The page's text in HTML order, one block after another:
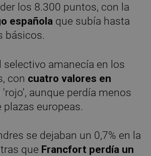
los 8.300 puntos, con la
española que subía hasta
básicos.
selectivo amanecía en los
con cuatro valores en
'rojo', aunque perdía menos
plazas europeas.
se dejaban un 0,7% en la
que Francfort perdía un